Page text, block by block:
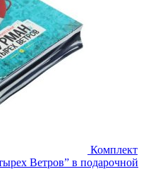
Комплект
Ветров” в подарочной